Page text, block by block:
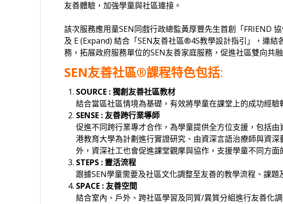
友善體驗，加強學童與社區連接。
該次服務應用童SEN同戲行政總監黃厚豐先生首創「
及 E (Expand) 結合「SEN友善社區®4S教學設計指引」，連
務，拓展政府服務單位的SEN友善家庭服務，促進社區雙向共
SEN友善社區®課程特色包括:
SOURCE : 獨創友善社區教材
結合當區社區情境為基礎，有效將學童在課堂上的成功經驗
SENSE : 友善跨行業導師
促進不同跨行業專才合作，為學童提供全方位支援，包括
港教育大學為計劃進行實證研究、由資深言語治療師與資
外，資深社工也會促進課堂觀摩與協作，支援學童不同方面
STEPS : 靈活流程
跟據SEN學童需要及社區文化調整至友善的教學流程、課
SPACE : 友善空間
結合室內、戶外、跨社區學習及同質/異質分組進行友善化